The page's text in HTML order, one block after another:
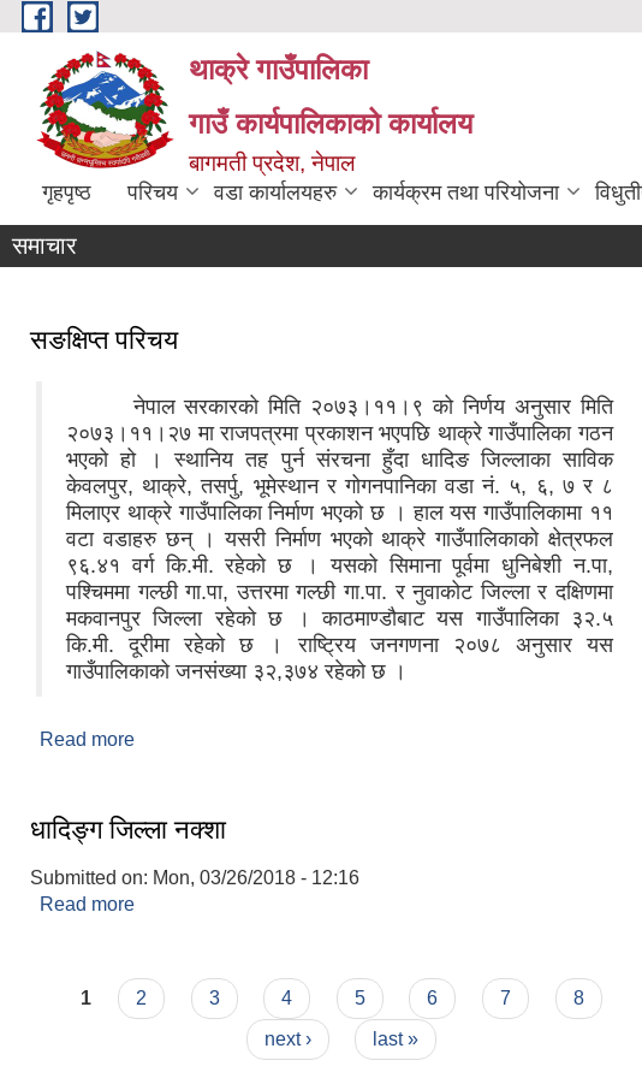
Skip to main content
थाक्रे गाउँपालिका
गाउँ कार्यपालिकाको कार्यालय
बागमती प्रदेश, नेपाल
गृहपृष्ठ परिचय वडा कार्यालयहरु कार्यक्रम तथा परियोजना
समाचार
थाक्रे गाउँपालिका नठौ गाउ सभा
थाक्रे गाउँपालिकाको प्रशासकीय भवन
शिलन्यास कार्यक्रम
लैङ्गिक हिंसा विरुद्धको १६ दिने अभियान
सङक्षिप्त परिचय
नेपाल सरकारको मिति २०७३।११।९ को निर्णय अनुसार मिति
२०७३।११।२७ मा राजपत्रमा प्रकाशन भएपछि थाक्रे गाउँपालिका गठन
भएको हो । स्थानिय तह पुर्न संरचना हुँदा धादिङ जिल्लाका साविक
केवलपुर, थाक्रे, तसर्पु, भूमेस्थान र गोगनपानिका वडा नं. ५, ६, ७ र ८
मिलाएर थाक्रे गाउँपालिका निर्माण भएको छ । हाल यस गाउँपालिकामा ११
वटा वडाहरु छन् । यसरी निर्माण भएको थाक्रे गाउँपालिकाको क्षेत्रफल
९६.४१ वर्ग कि.मी. रहेको छ । यसको सिमाना पूर्वमा धुनिबेशी न.पा,
पश्चिममा गल्छी गा.पा, उत्तरमा गल्छी गा.पा. र नुवाकोट जिल्ला र दक्षिणमा
मकवानपुर जिल्ला रहेको छ । काठमाण्डौबाट यस गाउँपालिका ३२.५
कि.मी. दूरीमा रहेको छ । राष्ट्रिय जनगणना २०७८ अनुसार यस
गाउँपालिकाको जनसंख्या ३२,३७४ रहेको छ ।
Read more
धादिङ्ग जिल्ला नक्शा
Submitted on: Mon, 03/26/2018 - 12:16
Read more
Pages
1 2 3 4 5 6 7
8
next ›
last »